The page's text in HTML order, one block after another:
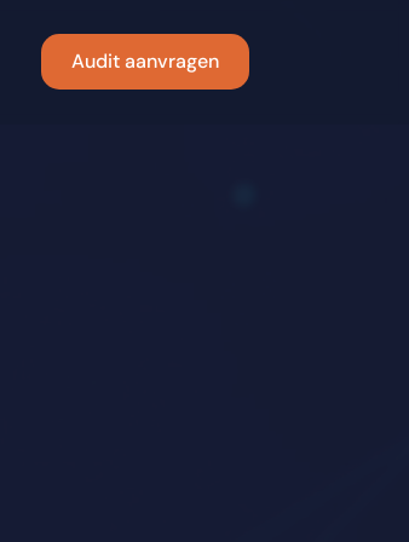
Audit aanvragen